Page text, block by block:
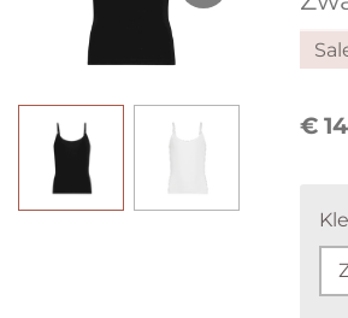
€